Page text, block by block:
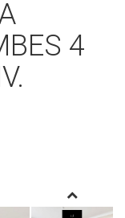
4